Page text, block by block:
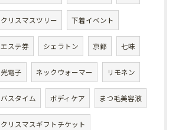
クリスマスツリー 下着イベント
エステ券 シェラトン 京都 七味
光電子 ネックウォーマー リモネン
バスタイム ボディケア まつ毛美容液
クリスマスギフトチケット